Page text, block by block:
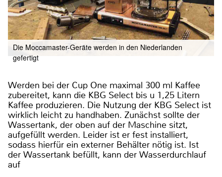
Die Moccamaster-Geräte werden in den Niederlanden
gefertigt
Werden bei der Cup One maximal 300 ml Kaffee
zubereitet, kann die KBG Select bis u 1,25 Litern
Kaffee produzieren. Die Nutzung der KBG Select ist
wirklich leicht zu handhaben. Zunächst sollte der
Wassertank, der oben auf der Maschine sitzt,
aufgefüllt werden. Leider ist er fest installiert,
sodass hierfür ein externer Behälter nötig ist. Ist
der Wassertank befüllt, kann der Wasserdurchlauf
auf